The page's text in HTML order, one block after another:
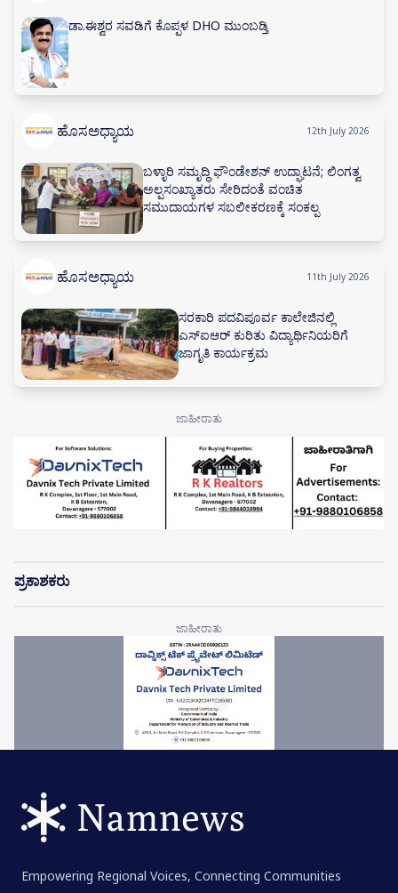
ಡಾ.ಈಶ್ವರ ಸವಡಿಗೆ ಕೊಪ್ಪಳ DHO ಮುಂಬಡ್ತಿ
ಹೊಸಅಧ್ಯಾಯ 12th July 2026
ಬಳ್ಳಾರಿ ಸಮೃದ್ಧಿ ಫೌಂಡೇಶನ್ ಉದ್ಘಾಟನೆ; ಲಿಂಗತ್ವ
ಅಲ್ಪಸಂಖ್ಯಾತರು ಸೇರಿದಂತೆ ವಂಚಿತ
ಸಮುದಾಯಗಳ ಸಬಲೀಕರಣಕ್ಕೆ ಸಂಕಲ್ಪ
ಹೊಸಅಧ್ಯಾಯ 11th July 2026
ಸರಕಾರಿ ಪದವಿಪೂರ್ವ ಕಾಲೇಜಿನಲ್ಲಿ
ಎಸ್‌ಐಆರ್ ಕುರಿತು ವಿದ್ಯಾರ್ಥಿನಿಯರಿಗೆ
ಜಾಗೃತಿ ಕಾರ್ಯಕ್ರಮ
ಪ್ರಕಾಶಕರು
Empowering Regional Voices, Connecting Communities